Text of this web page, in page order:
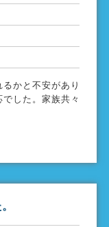
かと不安があり
した。家族共々